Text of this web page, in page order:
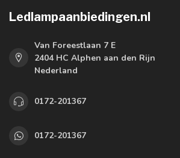
Ledlampaanbiedingen.nl
Van Foreestlaan 7 E
2404 HC Alphen aan den Rijn
Nederland
0172-201367
0172-201367